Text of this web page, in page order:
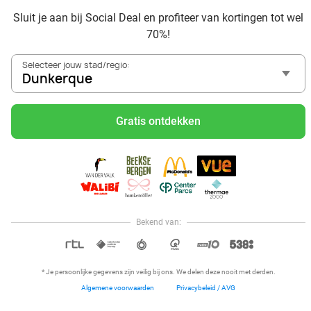
Sluit je aan bij Social Deal en profiteer van kortingen tot wel
70%!
Selecteer jouw stad/regio:
Dunkerque
Gratis ontdekken
Bekend van:
* Je persoonlijke gegevens zijn veilig bij ons. We delen deze nooit met derden.
Algemene voorwaarden Privacybeleid / AVG
Visitez Eauzone SPA à prix réduit à Dunkerque
Allez au spa à Dunkerque et ses environs
Petit-déjeuner et lunch à Dunkerque
Mangez des sushis à Dunkerque
Hoi, onze klantenservice is open,
dus als je een vraag hebt helpen